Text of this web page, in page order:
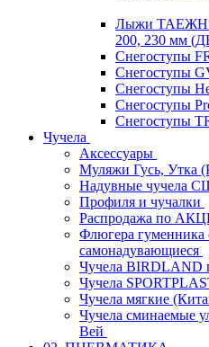
Лыжи
200, 230 мм
Снегоступы
Снегоступы
Снегоступы
Снегоступы
Снегоступы
Чучела
Аксессуары
Муляжи Гусь, Утка
Надувные чучела
Профиля и чучалки
Распродажа по
Флюгера гуменника
самонадувающиеся
Чучела BIRDLAND
Чучела
Чучела мягкие
Чучела сминаемые
Вей